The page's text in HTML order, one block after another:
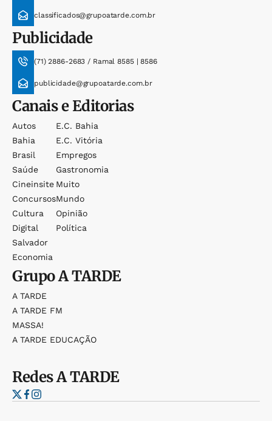
classificados@grupoatarde.com.br
Publicidade
(71) 2886-2683 / Ramal 8585 | 8586
publicidade@grupoatarde.com.br
Canais e Editorias
Autos
Bahia
Brasil
Saúde
Cineinsite
Concursos
Cultura
Digital
Salvador
Economia
E.c. Bahia
E.c. Vitória
Empregos
Gastronomia
Muito
Mundo
Opinião
Política
GrupoA TARDE
A TARDE
A TARDE FM
MASSA!
A TARDE EDUCAÇÃO
RedesA TARDE